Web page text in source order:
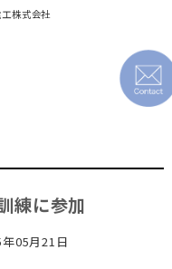
株式会社
練に参加
05月21日